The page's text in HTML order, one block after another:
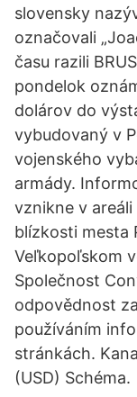
slovensky
označovali
času razili
pondelok
dolárov do
vybudovaný v
vojenského
armády.
vznikne v
blízkosti mesta
Veľkopoľskom
Společnost
odpovědnost
používáním
stránkách.
(USD) Schéma.